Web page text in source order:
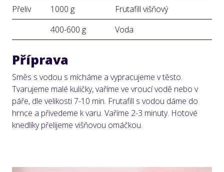
Přeliv
1000 g
Frutafill višňový
400-600 g
Voda
Příprava
Směs s vodou s mícháme a vypracujeme v těsto.
Tvarujeme malé kuličky, vaříme ve vroucí vodě nebo v
páře, dle velikosti 7-10 min. Frutafill s vodou dáme do
hrnce a přivedeme k varu. Vaříme 2-3 minuty. Hotové
knedlíky přelijeme višňovou omáčkou.